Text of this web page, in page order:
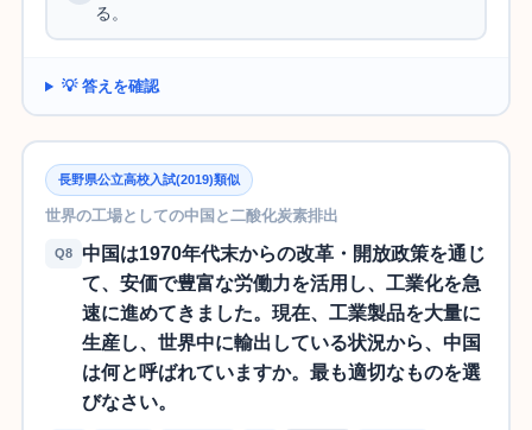
る。
💡 答えを確認
長野県公立高校入試(2019)類似
世界の工場としての中国と二酸化炭素排出
Q8
中国は1970年代末からの改革・開放政策を通じ
て、安価で豊富な労働力を活用し、工業化を急
速に進めてきました。現在、工業製品を大量に
生産し、世界中に輸出している状況から、中国
は何と呼ばれていますか。最も適切なものを選
びなさい。